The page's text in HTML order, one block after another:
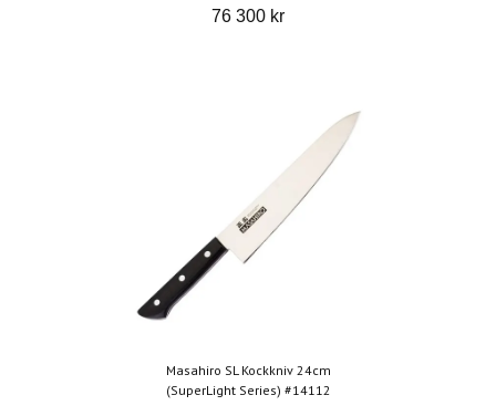
76 300 kr
Masahiro SL Kockkniv 24cm
(SuperLight Series) #14112